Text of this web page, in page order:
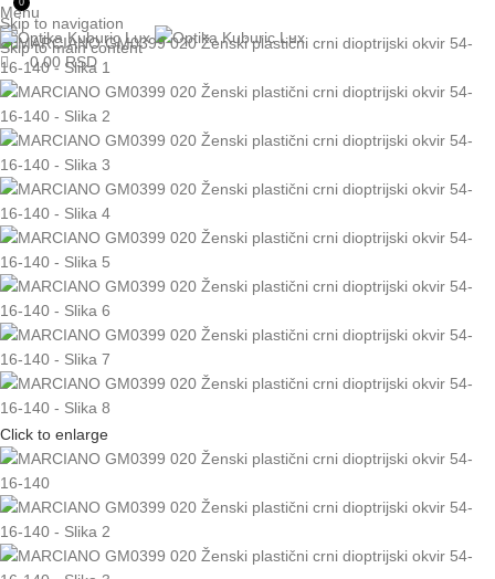
Skip to navigation
Skip to main content
Menu
0
0.00 RSD
Click to enlarge